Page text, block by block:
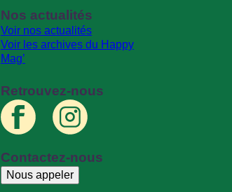
Nos actualités
Voir nos actualités
Voir les archives du Happy
Mag’
Retrouvez-nous
Contactez-nous
Nous appeler